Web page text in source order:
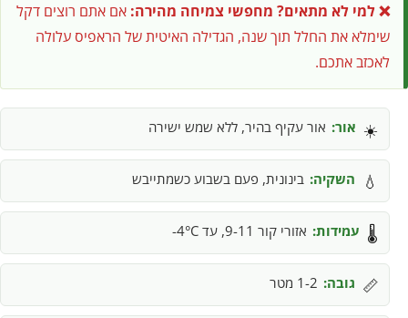
❌ למי לא מתאים? מחפשי צמיחה מהירה: אם אתם רוצים דקל
שימלא את החלל תוך שנה, הגדילה האיטית של הראפיס עלולה
לאכזב אתכם.
☀️ אור: אור עקיף בהיר, ללא שמש ישירה
💧 השקיה: בינונית, פעם בשבוע כשמתייבש
🌡️ עמידות: אזורי קור 9-11, עד 4°C-
📏 גובה: 1-2 מטר